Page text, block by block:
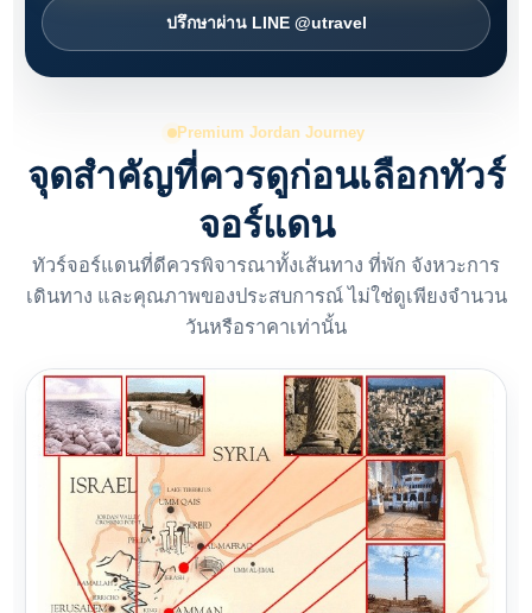
ปรึกษาผ่าน LINE @utravel
Premium Jordan Journey
จุดสำคัญที่ควรดูก่อนเลือกทัวร์
จอร์แดน
ทัวร์จอร์แดนที่ดีควรพิจารณาทั้งเส้นทาง ที่พัก จังหวะการ
เดินทาง และคุณภาพของประสบการณ์ ไม่ใช่ดูเพียงจำนวน
วันหรือราคาเท่านั้น